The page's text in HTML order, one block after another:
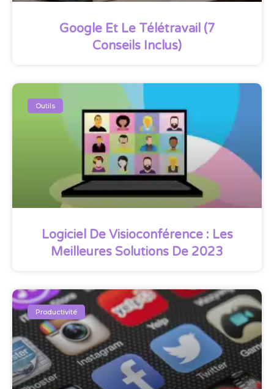
Google Et Le Télétravail (7
Conseils Inclus)
Outils
Logiciel De Visioconférence : Les
Meilleures Solutions De 2023
Productivité